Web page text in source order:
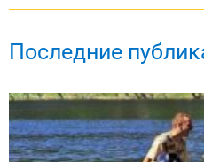
Последние